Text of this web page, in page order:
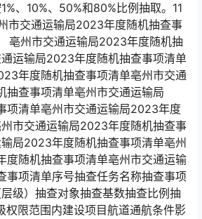
、10%、50%和80%比例抽取。11
市交通运输局2023年度随机抽查事
亳州市交通运输局2023年度随机抽
运输局2023年度随机抽查事项清单
年度随机抽查事项清单亳州市交通
抽查事项清单亳州市交通运输局
项清单亳州市交通运输局2023年度
市交通运输局2023年度随机抽查事
局2023年度随机抽查事项清单亳州
度随机抽查事项清单亳州市交通运输
事项清单序号抽查任务名称抽查事项
级）抽查对象抽查基数抽查比例抽
权限范围内建设项目航道通航条件影